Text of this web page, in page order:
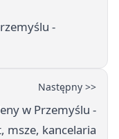
-
Następny >>
w Przemyślu -
msze, kancelaria